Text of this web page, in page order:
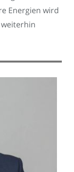
Energien wird